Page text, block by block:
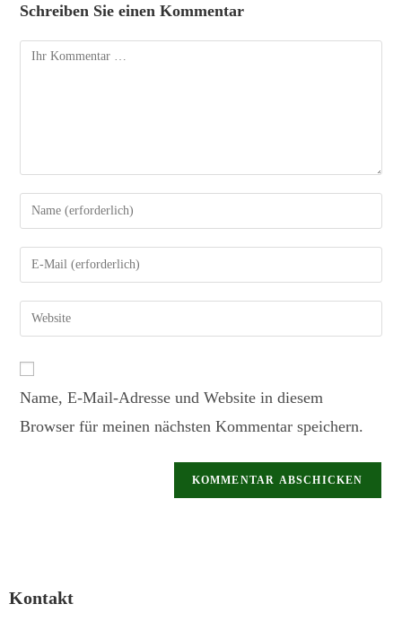
Schreiben Sie einen Kommentar
Name, E-Mail-Adresse und Website in diesem
Browser für meinen nächsten Kommentar speichern.
Kontakt